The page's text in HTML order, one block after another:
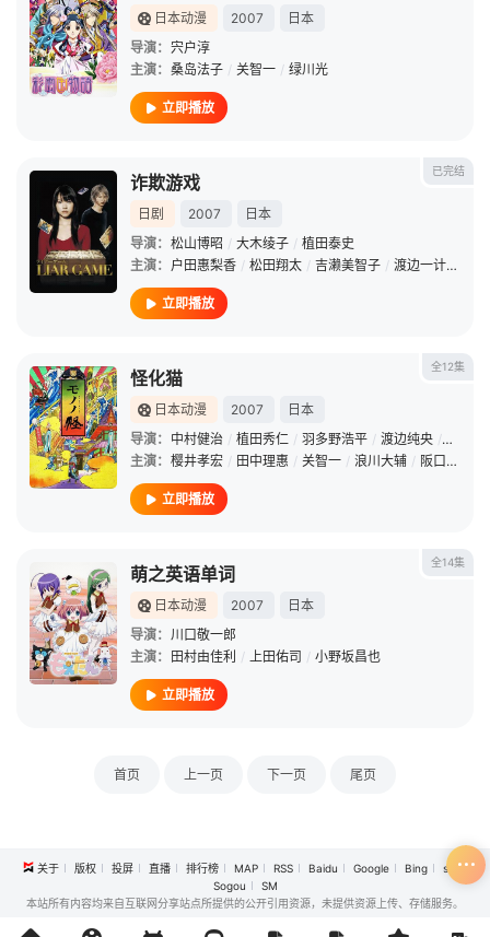
日本动漫 2007
日本
导演： 宍户淳
主演： 桑岛法子 / 关智一 / 绿川光
立即播放
已完结
诈欺游戏
日剧 2007
日本
导演： 松山博昭 / 大木绫子 / 植田泰史
主演： 户田惠梨香 / 松田翔太 / 吉濑美智子 / 渡边一计 /
立即播放
全12集
怪化猫
日本动漫 2007
日本
导演： 中村健治 / 植田秀仁 / 羽多野浩平 / 渡边纯央 / 松本佳
主演： 樱井孝宏 / 田中理惠 / 关智一 / 浪川大辅 / 阪口大助
立即播放
全14集
萌之英语单词
日本动漫 2007
日本
导演： 川口敬一郎
主演：
田村由佳利 / 上田佑司 / 小野坂昌也
立即播放
首页 上一页 下一页 尾页
关于 版权 投屏 直播 排行榜 MAP RSS Baidu Google Bing
so
Sogou
SM
本站所有内容均来自互联网分享站点所提供的公开引用资源，未提供资源上传、存储服务。